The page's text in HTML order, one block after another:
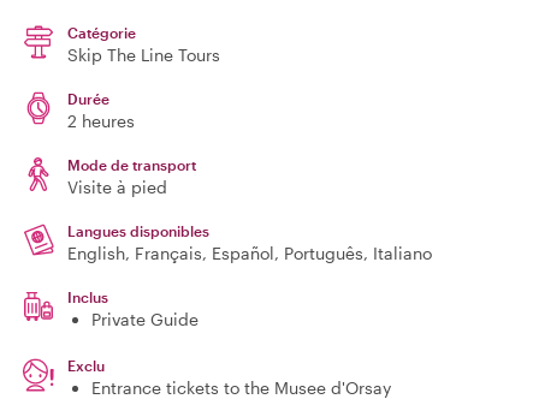
Catégorie
Skip The Line Tours
Durée
2 heures
Mode de transport
Visite à pied
Langues disponibles
English, Français, Español, Português, Italiano
Inclus
Private Guide
Exclu
Entrance tickets to the Musee d'Orsay